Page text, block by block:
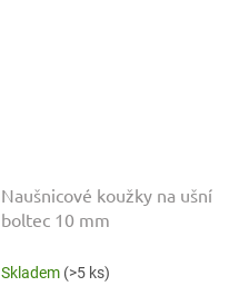
Naušnicové koužky na ušní
boltec 10 mm
Skladem (>5 ks)